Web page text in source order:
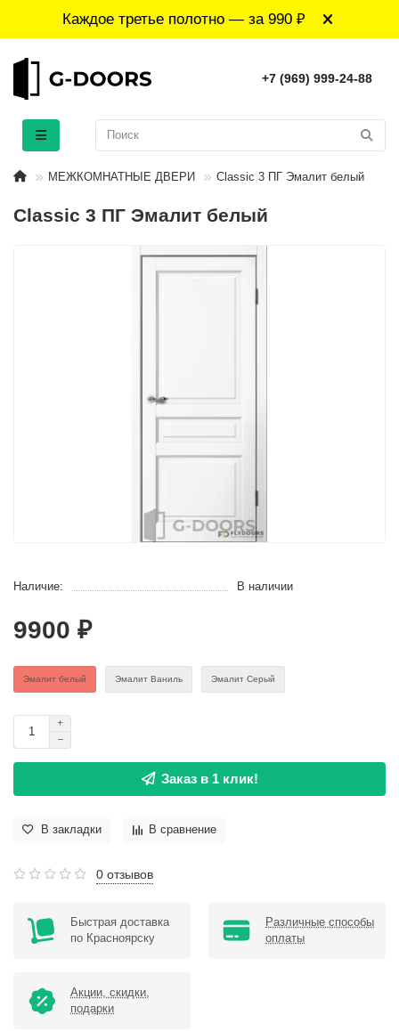
Каждое третье полотно — за 990 ₽
+7 (969) 999-24-88
МЕЖКОМНАТНЫЕ ДВЕРИ Classic 3 ПГ Эмaлит белый
Classic 3 ПГ Эмaлит белый
Наличие: В наличии
9900 ₽
Эмaлит белый Эмалит Ваниль Эмалит Серый
Заказ в 1 клик!
В закладки В сравнение
0 отзывов
Быстрая доставка
по Красноярску
Различные способы
оплаты
Акции, скидки,
подарки